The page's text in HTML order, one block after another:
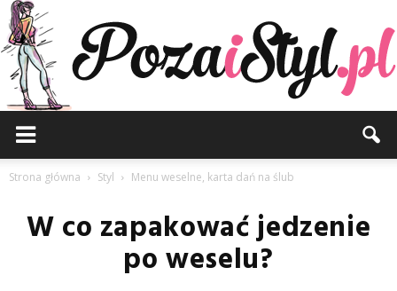
Strona główna Styl Menu weselne, karta dań na ślub
W co zapakować jedzenie
po weselu?